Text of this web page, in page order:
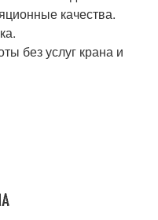
качества.
без услуг крана и